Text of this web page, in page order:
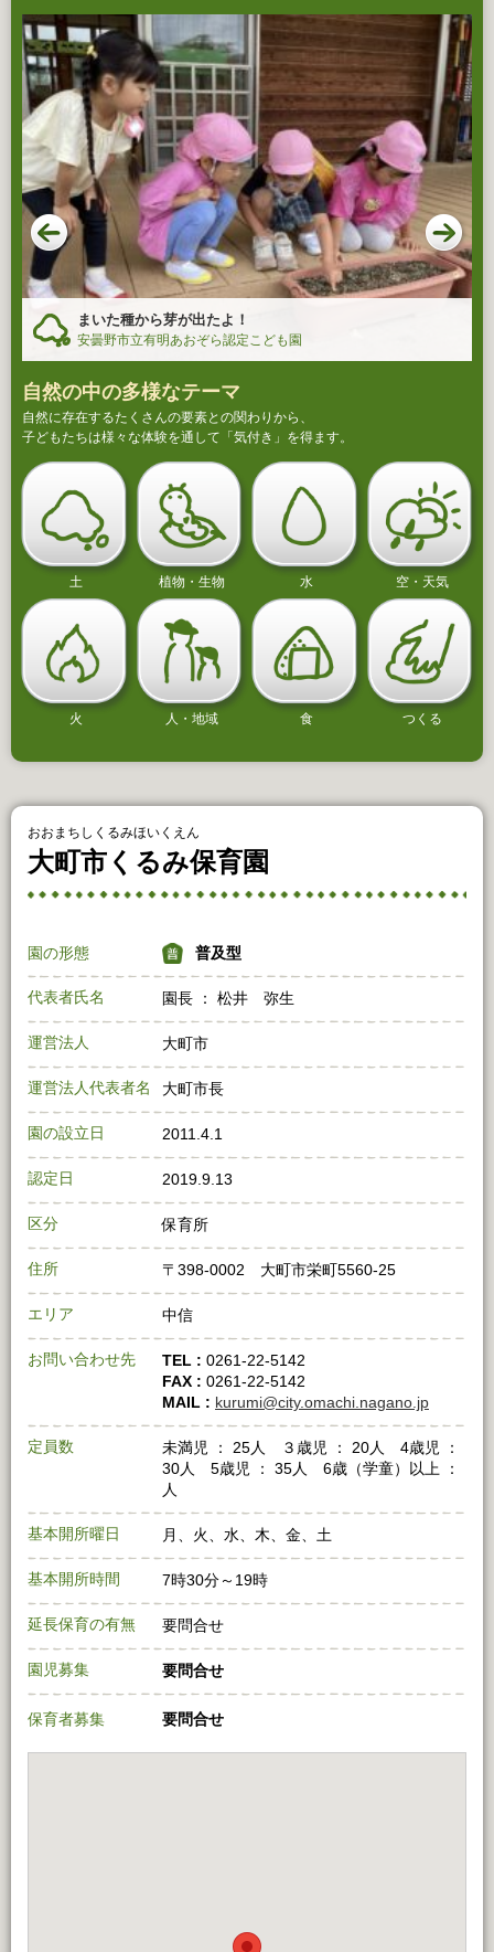
まいた種から芽が出たよ！
安曇野市立有明あおぞら認定こども園
自然の中の多様なテーマ
自然に存在するたくさんの要素との関わりから、
子どもたちは様々な体験を通して「気付き」を得ます。
土 植物・生物 水 空・天気
火 人・地域 食 つくる
おおまちしくるみほいくえん
大町市くるみ保育園
園の形態 普及型
代表者氏名 園長 ： 松井 弥生
運営法人 大町市
運営法人代表者名 大町市長
園の設立日 2011.4.1
認定日 2019.9.13
区分 保育所
住所 〒398‐0002 大町市栄町5560‐25
エリア 中信
お問い合わせ先 TEL : 0261‐22‐5142
FAX : 0261‐22‐5142
MAIL : kurumi@city.omachi.nagano.jp
定員数
未満児 ： 25人 ３歳児 ： 20人 4歳児 ：
30人 5歳児 ： 35人 6歳（学童）以上 ：
人
基本開所曜日 月、火、水、木、金、土
基本開所時間 7時30分～19時
延長保育の有無 要問合せ
園児募集 要問合せ
保育者募集 要問合せ